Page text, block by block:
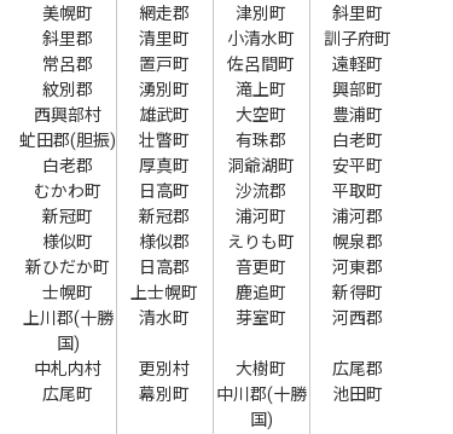
美幌町
網走郡 津別町
斜里町
斜里郡
清里町 小清水町
訓子府町
常呂郡
置戸町 佐呂間町
遠軽町
紋別郡
湧別町 滝上町
興部町
西興部村
雄武町 大空町
豊浦町
虻田郡(胆振)
壮瞥町 有珠郡
白老町
白老郡
厚真町 洞爺湖町
安平町
むかわ町
日高町 沙流郡
平取町
新冠町
新冠郡 浦河町
浦河郡
様似町
様似郡 えりも町
幌泉郡
新ひだか町
日高郡 音更町
河東郡
士幌町
上士幌町 鹿追町
新得町
上川郡(十勝
国)
清水町 芽室町 河西郡
中札内村 更別村 大樹町
広尾郡
広尾町
幕別町
中川郡(十勝
国)
池田町